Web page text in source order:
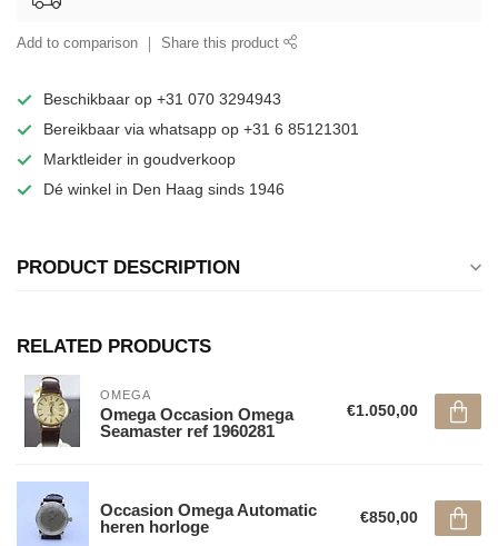
Add to comparison Share this product
Beschikbaar op +31 070 3294943
Bereikbaar via whatsapp op +31 6 85121301
Marktleider in goudverkoop
Dé winkel in Den Haag sinds 1946
PRODUCT DESCRIPTION
RELATED PRODUCTS
OMEGA
Omega Occasion Omega
Seamaster ref 1960281
€1.050,00
Occasion Omega Automatic
heren horloge
€850,00